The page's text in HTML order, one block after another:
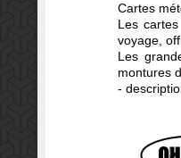
Cartes
Les
voyage,
Les
montures
-